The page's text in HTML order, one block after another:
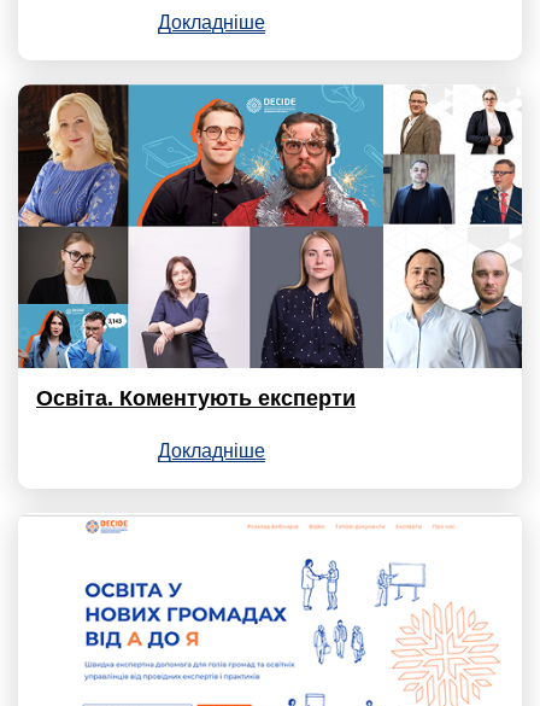
Докладніше
Освіта. Коментують експерти
Докладніше